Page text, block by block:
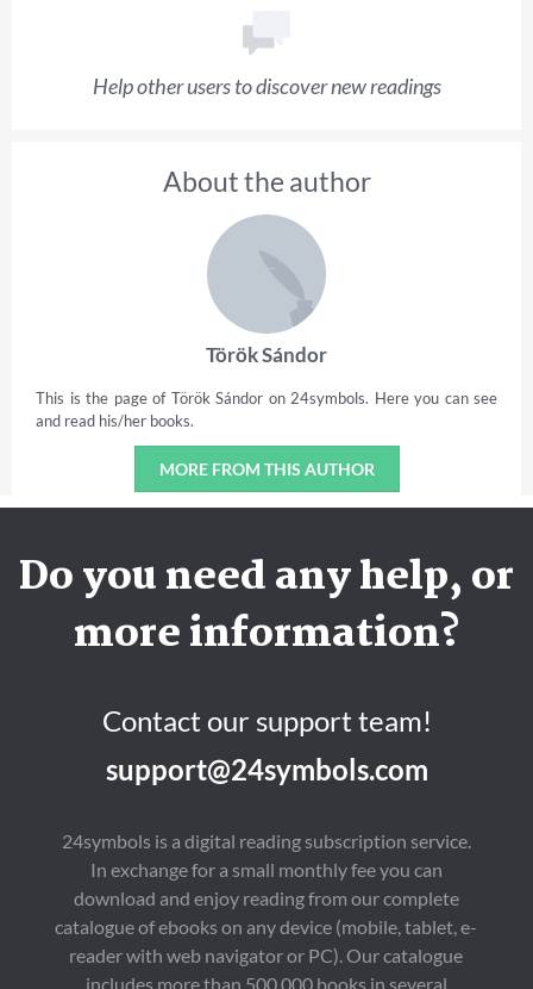
Help other users to discover new readings
About the author
Török Sándor
This is the page of Török Sándor on 24symbols. Here you can see
and read his/her books.
MORE FROM THIS AUTHOR
Do you need any help, or
more information?
Contact our support team!
support@24symbols.com
24symbols is a digital reading subscription service.
In exchange for a small monthly fee you can
download and enjoy reading from our complete
catalogue of ebooks on any device (mobile, tablet, e-
reader with web navigator or PC). Our catalogue
includes more than 500,000 books in several